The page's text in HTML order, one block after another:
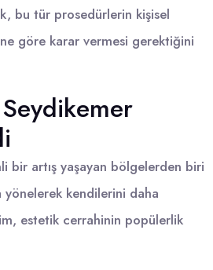
bu tür prosedürlerin kişisel
göre karar vermesi gerektiğini
bir artış yaşayan bölgelerden biri
yönelerek kendilerini daha
estetik cerrahinin popülerlik